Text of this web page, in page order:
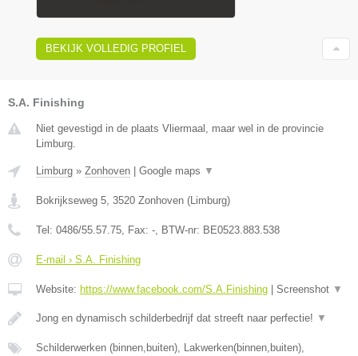
BEKIJK VOLLEDIG PROFIEL
S.A. Finishing
Niet gevestigd in de plaats Vliermaal, maar wel in de provincie
Limburg.
Limburg » Zonhoven Google maps ▼
Bokrijkseweg 5, 3520 Zonhoven (Limburg)
Tel: 0486/55.57.75, Fax: -, BTW-nr: BE0523.883.538
E-mail › S.A. Finishing
Website: https://www.facebook.com/S.A.Finishing Screenshot ▼
Jong en dynamisch schilderbedrijf dat streeft naar perfectie! ▼
Schilderwerken (binnen,buiten), Lakwerken(binnen,buiten),